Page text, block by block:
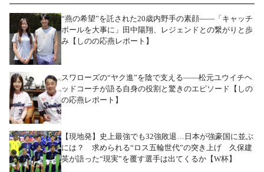
“燕の希望”を託された20歳内野手の素顔――「キャッチ
ボールを大事に」田中陽翔、レジェンドとの繋がりと歩
み【しのの応燕レポート】
スワローズの“ヤク進”を陰で支える――松元ユウイチヘ
ッドコーチが語る自身の役割と驚きのエピソード【しの
の応燕レポート】
【現地発】史上最強でも32強敗退…日本が強豪国に並ぶ
には？ 求められる“ロス五輪世代”の突き上げ 久保建
英が語った“現実”を覆す選手は出てくるか【W杯】